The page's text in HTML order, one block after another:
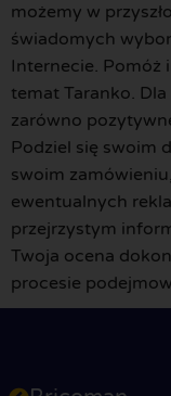
możemy w
świadomych
Internecie. Pomóż
temat Taranko.
zarówno
Podziel się swoim
swoim
ewentualnych
przejrzystym
Twoja ocena
procesie